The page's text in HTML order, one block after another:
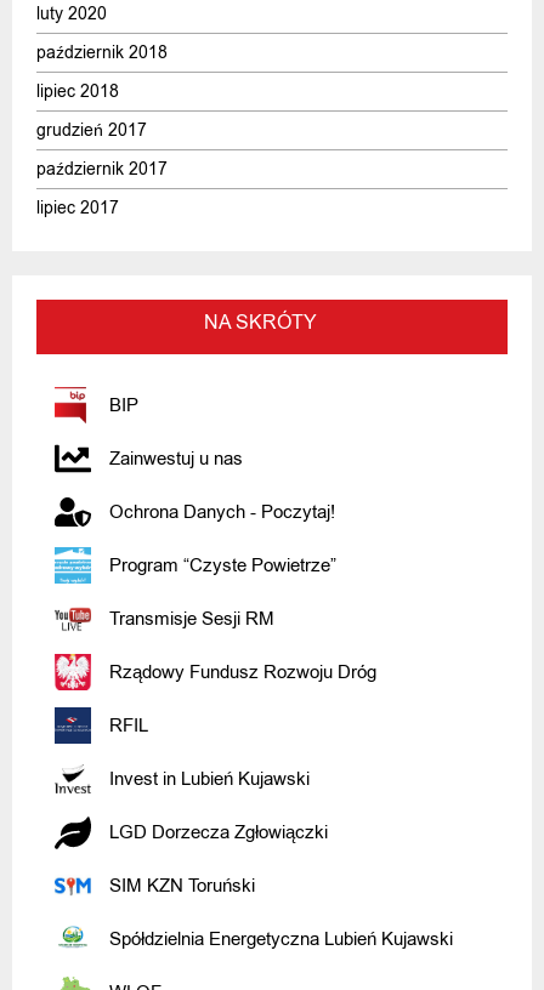
luty 2020
październik 2018
lipiec 2018
grudzień 2017
październik 2017
lipiec 2017
NA SKRÓTY
BIP
Zainwestuj u nas
Ochrona Danych - Poczytaj!
Program “Czyste Powietrze”
Transmisje Sesji RM
Rządowy Fundusz Rozwoju Dróg
RFIL
Invest in Lubień Kujawski
LGD Dorzecza Zgłowiączki
SIM KZN Toruński
Spółdzielnia Energetyczna Lubień Kujawski